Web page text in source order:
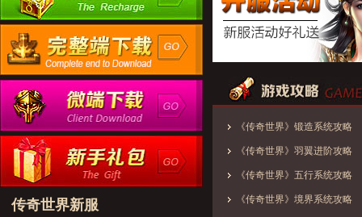
传奇世界新服
《传奇世界》锻造系统攻略
《传奇世界》羽翼进阶攻略
《传奇世界》五行系统攻略
《传奇世界》境界系统攻略